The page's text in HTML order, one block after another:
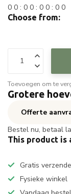
0 0 : 0 0 : 0 0 : 0 0
Choose from:
Toevoegen om te
Grotere
Offerte
Bestel nu, betaal
This product is
Gratis
Fysieke winkel